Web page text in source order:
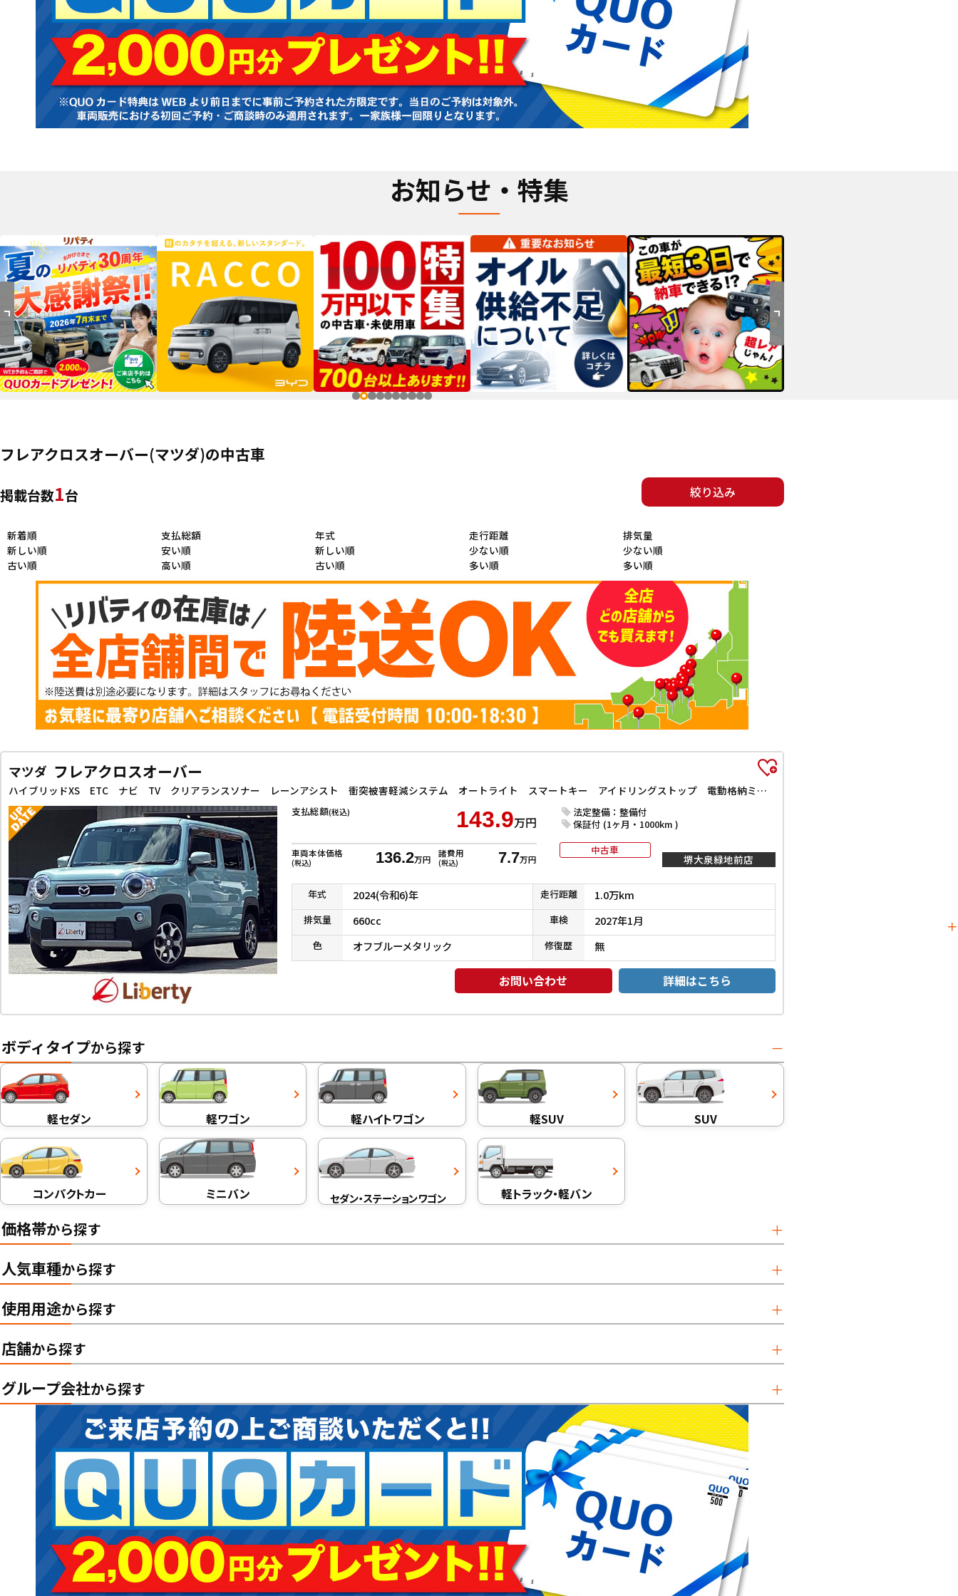
お知らせ・特集
フレアクロスオーバー(マツダ)の中古車
絞り込み
掲載台数1台
新着順
新しい順
古い順
支払総額
安い順
高い順
年式
新しい順
古い順
走行距離
少ない順
多い順
排気量
少ない順
多い順
マツダ フレアクロスオーバー
ハイブリッドXS ETC ナビ TV クリアランスソナー レーンアシスト 衝突被害軽減システム オートライト スマートキー アイドリングストップ 電動格納ミラー シートヒーター CVT ESC CD
支払総額(税込) 143.9万円
車両本体価格
(税込) 136.2万円
諸費用
(税込) 7.7万円
法定整備：整備付
保証付 (1ヶ月・1000km )
中古車
堺大泉緑地前店
年式 2024(令和6)年 走行距離 1.0万km
排気量 660cc 車検 2027年1月
色 オフブルーメタリック 修復歴 無
お問い合わせ 詳細はこちら
ボディタイプから探す
軽セダン 軽ワゴン 軽ハイトワゴン 軽SUV SUV
コンパクトカー ミニバン セダン・ステーションワゴン 軽トラック・軽バン
価格帯から探す
人気車種から探す
使用用途から探す
店舗から探す
グループ会社から探す